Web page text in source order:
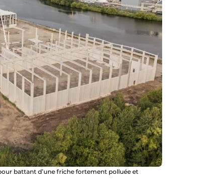
battant d’une friche fortement polluée et